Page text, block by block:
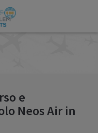
e
Neos Air in